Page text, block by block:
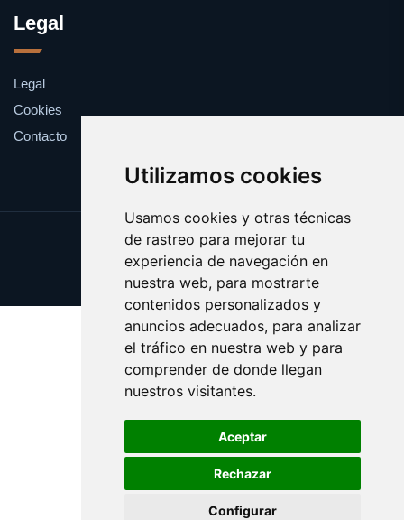
Utilizamos cookies
Usamos cookies y otras técnicas
de rastreo para mejorar tu
experiencia de navegación en
nuestra web, para mostrarte
contenidos personalizados y
anuncios adecuados, para analizar
el tráfico en nuestra web y para
comprender de donde llegan
nuestros visitantes.
Aceptar
Rechazar
Configurar
Legal
Legal
Cookies
Contacto
Update cookies preferences
Copyright © 2025 catalanes.org